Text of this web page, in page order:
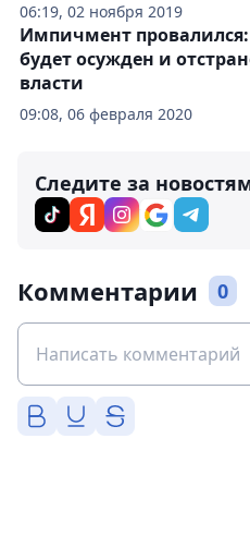
06:19, 02 ноября 2019
09:08, 06 февраля 2020
Импичмент
будет осужден и
власти
Следите за
Комментарии 0